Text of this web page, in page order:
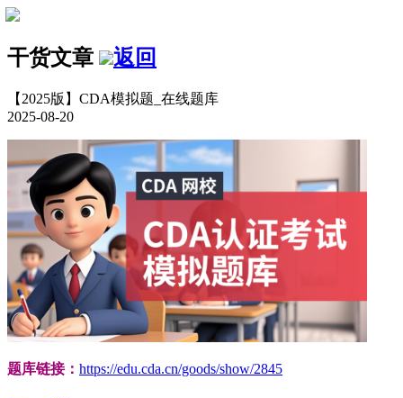
干货文章 返回
【2025版】CDA模拟题_在线题库
2025-08-20
题库链接： https://edu.cda.cn/goods/show/2845